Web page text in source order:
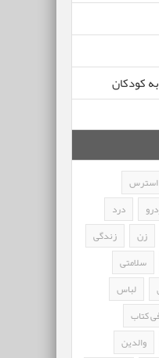
استرس
درد
زن
زندگی
سلامتی
لباس
کتاب
والدین